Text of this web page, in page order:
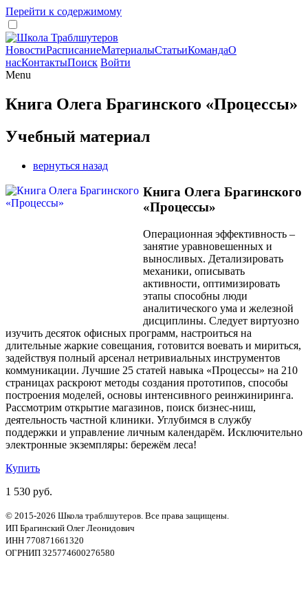
Перейти к содержимому
НовостиРасписаниеМатериалыСтатьиКомандаО
насКонтактыПоиск Войти
Menu
Книга Олега Брагинского «Процессы»
Учебный материал
вернуться назад
Книга Олега Брагинского
«Процессы»
Операционная эффективность –
занятие уравновешенных и
выносливых. Детализировать
механики, описывать
активности, оптимизировать
этапы способны люди
аналитического ума и железной
дисциплины. Следует виртуозно
изучить десяток офисных программ, настроиться на
длительные жаркие совещания, готовится воевать и мириться,
задействуя полный арсенал нетривиальных инструментов
коммуникации. Лучшие 25 статей навыка «Процессы» на 210
страницах раскроют методы создания прототипов, способы
построения моделей, основы интенсивного реинжиниринга.
Рассмотрим открытие магазинов, поиск бизнес-ниш,
деятельность частной клиники. Углубимся в службу
поддержки и управление личным календарём. Исключительно
электронные экземпляры: бережём леса!
Купить
1 530 руб.
© 2015-2026 Школа траблшутеров. Все права защищены.
ИП Брагинский Олег Леонидович
ИНН 770871661320
ОГРНИП 325774600276580